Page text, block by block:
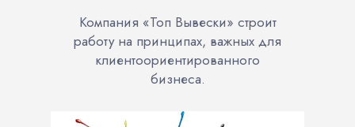
Компания «Топ Вывески» строит
работу на принципах, важных для
клиентоориентированного
бизнеса.